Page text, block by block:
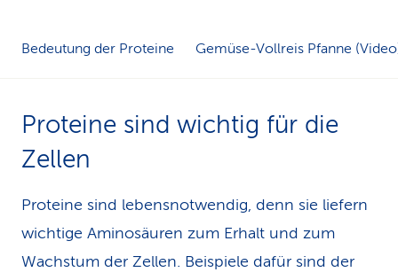
Bedeutung der Proteine Gemüse-Vollreis Pfanne
Proteine sind wichtig für die
Zellen
Proteine sind lebensnotwendig, denn sie liefern
wichtige Aminosäuren zum Erhalt und zum
Wachstum der Zellen. Beispiele dafür sind der